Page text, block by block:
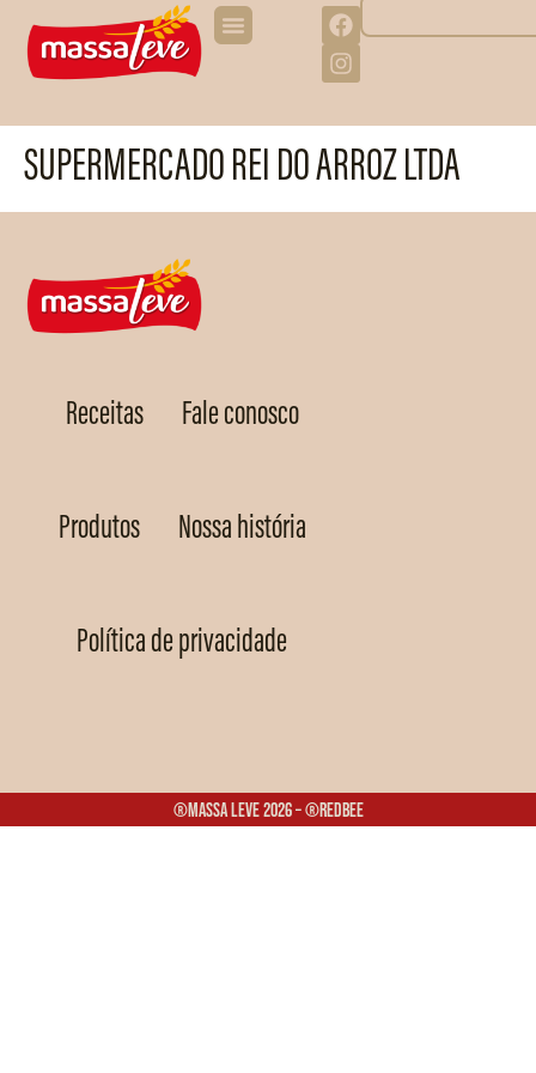
SUPERMERCADO REI DO ARROZ LTDA
Receitas Fale conosco
Produtos Nossa história
Política de privacidade
®Massa Leve 2026 – ®Redbee